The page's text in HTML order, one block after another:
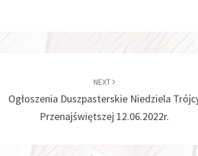
NEXT
Ogłoszenia Duszpasterskie Niedziela
Przenajświętszej 12.06.2022r.